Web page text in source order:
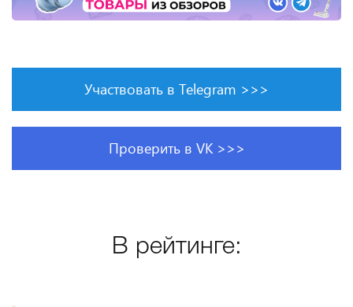
Участвовать в Telegram >>>
Проверить в VK >>>
В рейтинге: